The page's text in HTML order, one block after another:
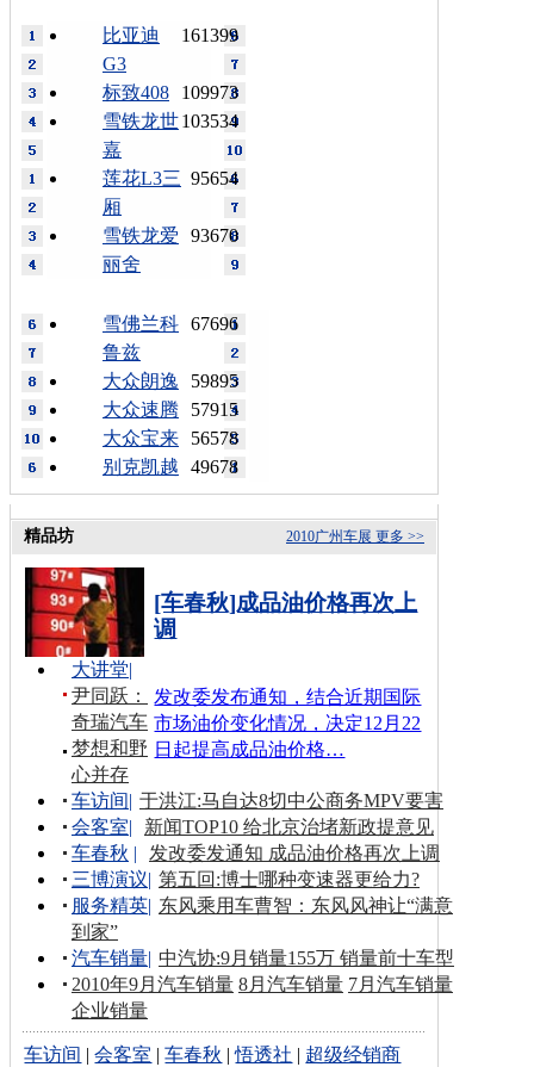
161399
比亚迪
G3
109973
标致408
103534
雪铁龙世
嘉
95654
莲花L3三
厢
93670
雪铁龙爱
丽舍
67696
雪佛兰科
鲁兹
59895
大众朗逸
57915
大众速腾
56578
大众宝来
49678
别克凯越
更多 >>
2010广州车展
精品坊
[车春秋]成品油价格再次上
调
发改委发布通知，结合近期国际
市场油价变化情况，决定12月22
日起提高成品油价格…
大讲堂|
尹同跃：
奇瑞汽车
梦想和野
心并存
车访间| 于洪江:马自达8切中公商务MPV要害
会客室|
新闻TOP10 给北京治堵新政提意见
车春秋 |
发改委发通知 成品油价格再次上调
三博演议| 第五回:博士哪种变速器更给力?
服务精英| 东风乘用车曹智：东风风神让“满意
到家”
汽车销量| 中汽协:9月销量155万 销量前十车型
2010年9月汽车销量 8月汽车销量 7月汽车销量
企业销量
车访间 |会客室 |车春秋 |悟透社 | 超级经销商